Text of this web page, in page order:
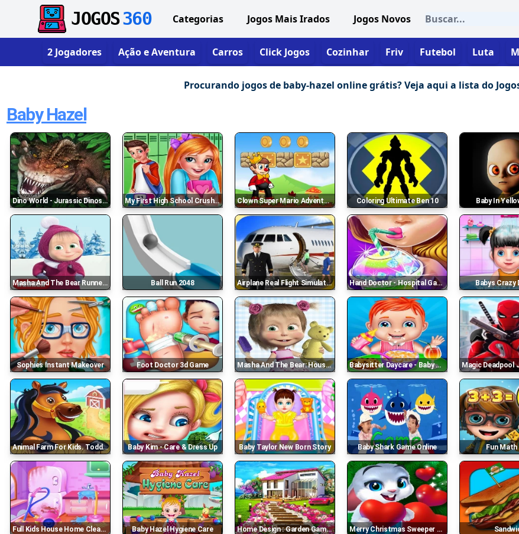
JOGOS360 Categorias Jogos Mais Irados Jogos Novos
2 Jogadores Ação e Aventura Carros Click Jogos Cozinhar Friv Futebol Luta
Procurando jogos de baby-hazel online grátis? Veja aqui a lista do
Baby Hazel
Dino World - Jurassic Dinosaur Game My First High School Crush - Dress Up & Love Story Clown Super Mario Adventures Coloring Ultimate Ben 10 Baby In
Masha And The Bear Runner Game Adventure Ball Run 2048 Airplane Real Flight Simulator :plane Games Online Hand Doctor - Hospital Games Babys
Sophies Instant Makeover Foot Doctor 3d Game Masha And The Bear: House Cleaning Babysitter Daycare - Baby Care Magic Deadpool
Animal Farm For Kids. Toddler Games Online Baby Kim - Care & Dress Up Baby Taylor New Born Story Baby Shark Game Online Fun
Full Kids House Home Clean Up Baby Hazel Hygiene Care Home Design : Garden Games Decoration Simulator Merry Christmas Sweeper Merry Candy Match 3